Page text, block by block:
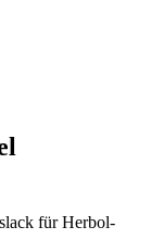
für Herbol-